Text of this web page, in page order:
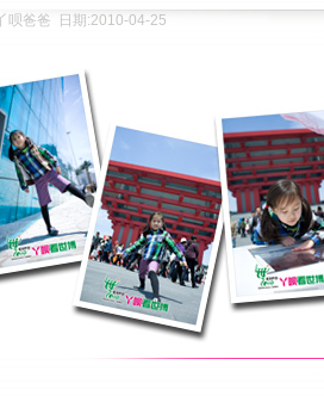
呗爸爸 日期:2010-04-25